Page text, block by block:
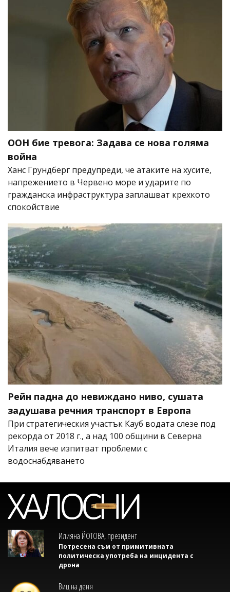
ООН бие тревога: Задава се нова голяма
война
Ханс Грундберг предупреди, че атаките на хусите,
напрежението в Червено море и ударите по
гражданска инфраструктура заплашват крехкото
спокойствие
Рейн падна до невиждано ниво, сушата
задушава речния транспорт в Европа
При стратегическия участък Кауб водата слезе под
рекорда от 2018 г., а над 100 общини в Северна
Италия вече изпитват проблеми с
водоснабдяването
Илияна ЙОТОВА, президент
Потресена съм от примитивната
политическа употреба на инцидента с
дрона
Виц на деня